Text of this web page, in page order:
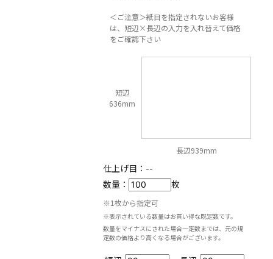
＜ご注意＞紙目を指定されないお客様
は、短辺×長辺の入力を入れ替えて価格
をご確認下さい
短辺
636mm
長辺939mm
仕上げ目： --
数量：
枚
※1枚から指定可
※表示されている数量はお買い得な既定数です。
数量をマイナスにされた場合一定数までは、元の規
定数の価格より高くなる場合がございます。